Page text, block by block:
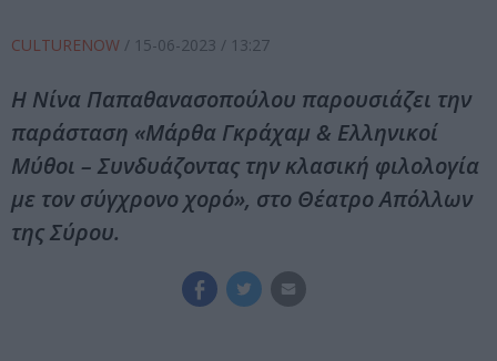
CULTURENOW / 15-06-2023 / 13:27
Η Νίνα Παπαθανασοπούλου παρουσιάζει την
παράσταση «Μάρθα Γκράχαμ & Ελληνικοί
Μύθοι – Συνδυάζοντας την κλασική φιλολογία
με τον σύγχρονο χορό», στο Θέατρο Απόλλων
της Σύρου.